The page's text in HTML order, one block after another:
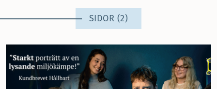
SIDOR (2)